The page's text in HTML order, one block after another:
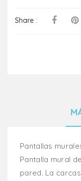
Share :
Pantallas
Pantalla mural
pared. La